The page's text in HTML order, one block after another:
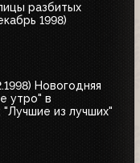
разбитых
1998)
Новогодняя
утро" в
из лучших"